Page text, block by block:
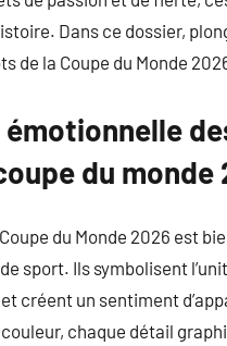
Dans ce dossier,
de la Coupe du Monde
émotionnelle
du monde
du Monde 2026 est
sport. Ils symbolisent
et créent un sentiment
chaque détail